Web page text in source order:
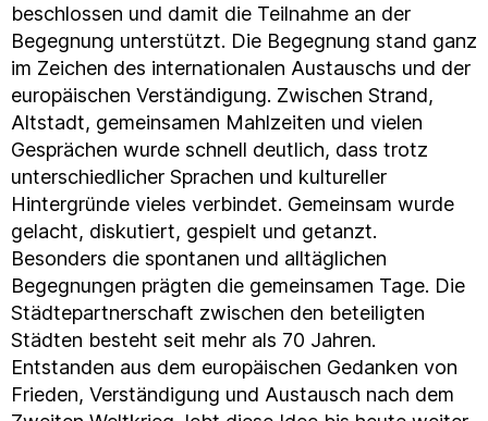
beschlossen und damit die Teilnahme an der
Begegnung unterstützt. Die Begegnung stand ganz
im Zeichen des internationalen Austauschs und der
europäischen Verständigung. Zwischen Strand,
Altstadt, gemeinsamen Mahlzeiten und vielen
Gesprächen wurde schnell deutlich, dass trotz
unterschiedlicher Sprachen und kultureller
Hintergründe vieles verbindet. Gemeinsam wurde
gelacht, diskutiert, gespielt und getanzt.
Besonders die spontanen und alltäglichen
Begegnungen prägten die gemeinsamen Tage. Die
Städtepartnerschaft zwischen den beteiligten
Städten besteht seit mehr als 70 Jahren.
Entstanden aus dem europäischen Gedanken von
Frieden, Verständigung und Austausch nach dem